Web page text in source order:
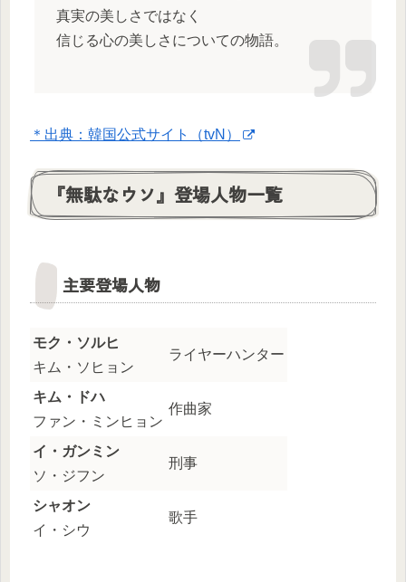
真実の美しさではなく
信じる心の美しさについての物語。
＊出典：韓国公式サイト（tvN）
『無駄なウソ』登場人物一覧
主要登場人物
モク・ソルヒ
キム・ソヒョン
ライヤーハンター
キム・ドハ
ファン・ミンヒョン
作曲家
イ・ガンミン
ソ・ジフン
刑事
シャオン
イ・シウ
歌手